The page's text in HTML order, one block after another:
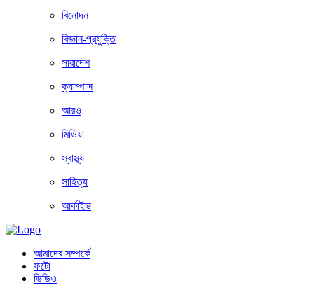
বিনোদন
বিজ্ঞান-প্রযুক্তি
সারাদেশ
ক্যাম্পাস
আরও
মিডিয়া
স্বাস্থ্য
সাহিত্য
আর্কাইভ
আমাদের সম্পর্কে
ফটো
ভিডিও